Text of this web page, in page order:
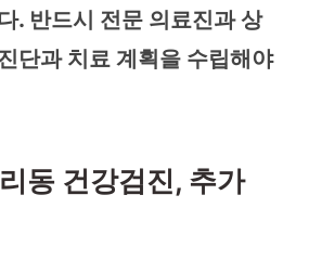
. 반드시 전문 의료진과 상
단과 치료 계획을 수립해야
동 건강검진, 추가